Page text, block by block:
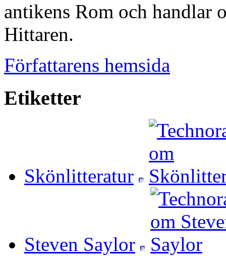
antikens Rom och handlar
Hittaren.
Författarens hemsida
Etiketter
Skönlitteratur
Steven Saylor